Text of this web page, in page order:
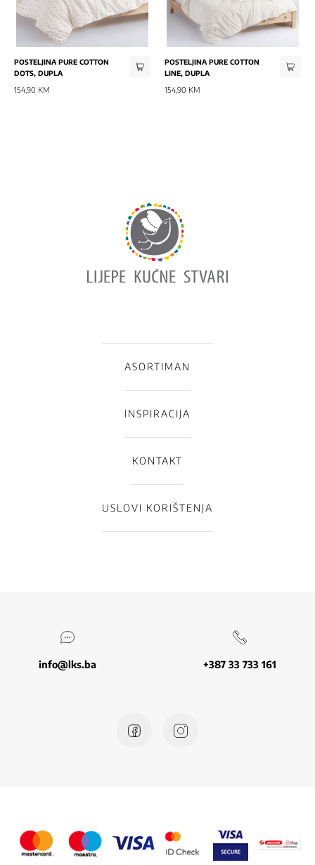
POSTELJINA PURE COTTON
DOTS, DUPLA
154,90 KM
POSTELJINA PURE COTTON
LINE, DUPLA
154,90 KM
ASORTIMAN
INSPIRACIJA
KONTAKT
USLOVI KORIŠTENJA
info@lks.ba +387 33 733 161